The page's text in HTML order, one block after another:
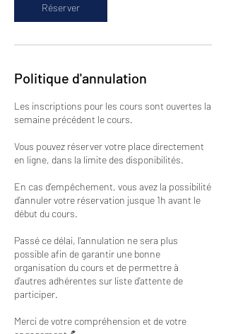
Réserver
Politique d'annulation
Les inscriptions pour les cours sont ouvertes la
semaine précédent le cours.
Vous pouvez réserver votre place directement
en ligne, dans la limite des disponibilités.
En cas d’empêchement, vous avez la possibilité
d’annuler votre réservation jusque 1h avant le
début du cours.
Passé ce délai, l’annulation ne sera plus
possible afin de garantir une bonne
organisation du cours et de permettre à
d’autres adhérentes sur liste d’attente de
participer.
Merci de votre compréhension et de votre